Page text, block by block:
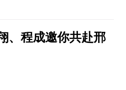
、程成邀你共赴邢